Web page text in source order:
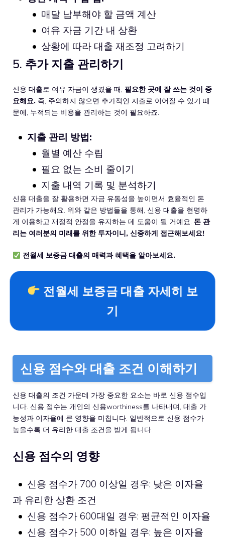
매달 납부해야 할 금액 계산
여유 자금 기간 내 상환
상황에 따라 대출 재조정 고려하기
5. 추가 지출 관리하기
신용 대출로 여유 자금이 생겼을 때, 필요한 곳에 잘 쓰는 것이 중
요해요. 즉, 주의하지 않으면 추가적인 지출로 이어질 수 있기 때
문에, 누적되는 비용을 관리하는 것이 필요하죠.
지출 관리 방법:
월별 예산 수립
필요 없는 소비 줄이기
지출 내역 기록 및 분석하기
신용 대출을 잘 활용하면 자금 유동성을 높이면서 효율적인 돈
관리가 가능해요. 위와 같은 방법들을 통해, 신용 대출을 현명하
게 이용하고 재정적 안정을 유지하는 데 도움이 될 거예요. 돈 관
리는 여러분의 미래를 위한 투자이니, 신중하게 접근해보세요!
전월세 보증금 대출의 매력과 혜택을 알아보세요.
전월세 보증금 대출 자세히 보
기
신용 점수와 대출 조건 이해하기
신용 대출의 조건 가운데 가장 중요한 요소는 바로 신용 점수입
니다. 신용 점수는 개인의 신용worthiness를 나타내며, 대출 가
능성과 이자율에 큰 영향을 미칩니다. 일반적으로 신용 점수가
높을수록 더 유리한 대출 조건을 받게 됩니다.
신용 점수의 영향
신용 점수가 700 이상일 경우: 낮은 이자율
과 유리한 상환 조건
신용 점수가 600대일 경우: 평균적인 이자율
신용 점수가 500 이하일 경우: 높은 이자율